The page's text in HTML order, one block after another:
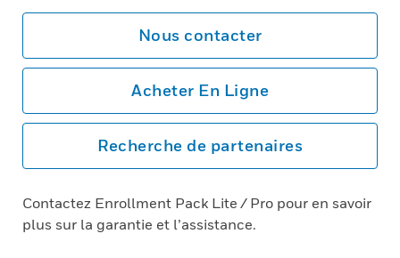
Nous contacter
Acheter En Ligne
Recherche de partenaires
Contactez Enrollment Pack Lite / Pro pour en savoir
plus sur la garantie et l’assistance.